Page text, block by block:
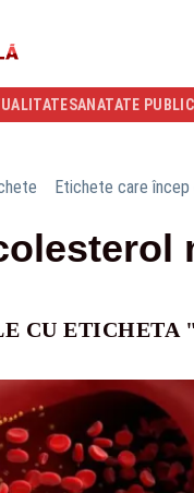
SANATATE
Etichete care încep
CU ETICHETA